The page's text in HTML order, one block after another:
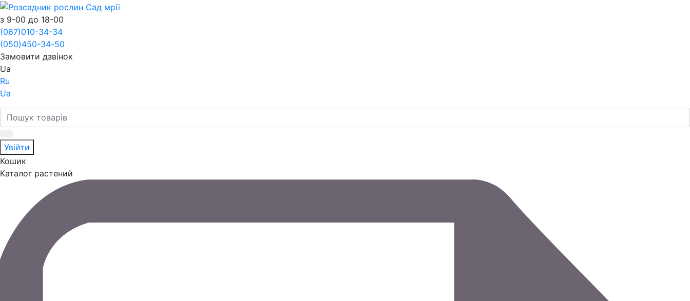
з 9-00 до 18-00
(067)010-34-34
(050)450-34-50
Замовити дзвінок
Ua
Ru
Ua
Увійти
Кошик
Каталог растений